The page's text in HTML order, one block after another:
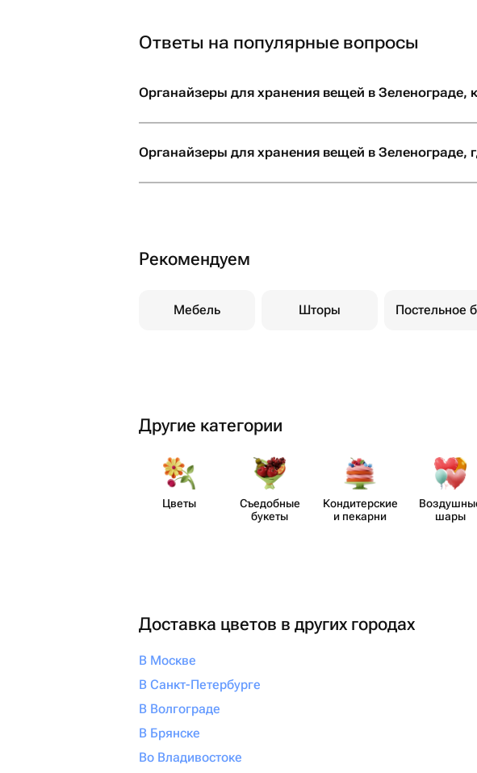
Ответы на популярные вопросы
Органайзеры для хранения вещей в Зеленограде,
Органайзеры для хранения вещей в Зеленограде,
Рекомендуем
Мебель Шторы Постельное
Другие категории
Цветы
Съедобные
букеты
Кондит​ерские
и пекарни
шары
Доставка цветов в других городах
В Москве
В Санкт-Петербурге
В Волгограде
В Брянске
Во Владивостоке